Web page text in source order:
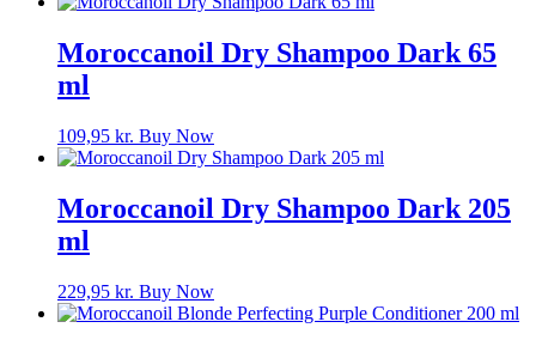
Moroccanoil Dry Shampoo Dark 65
ml
109,95 kr. Buy Now
Moroccanoil Dry Shampoo Dark 205
ml
229,95 kr. Buy Now